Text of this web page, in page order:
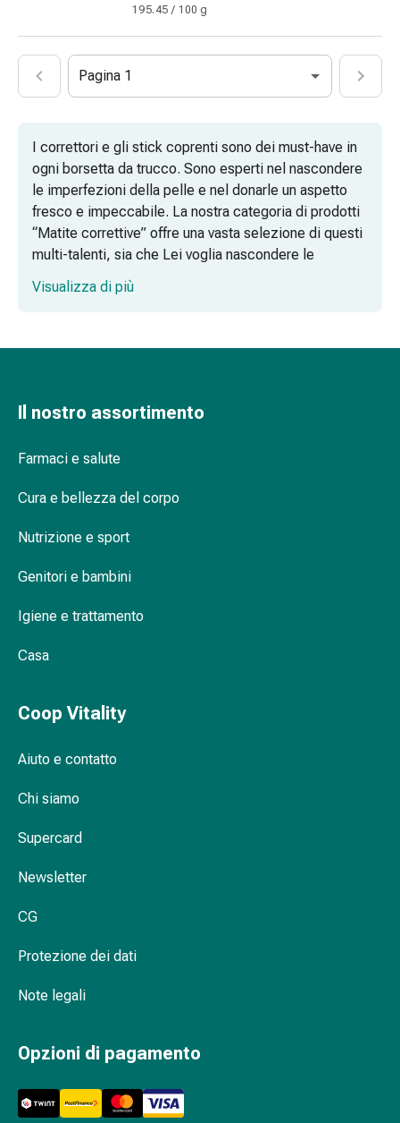
Antroposofico
Rene,
Disturbi
urinari
Prostata
Disturbi
ai
reni
e
Dolore
Mal
testa
emicrania
muscolari
articolari
Trattamento
Riscaldamento
e
Roncopatia
Tratto
per
naso
Disturbi
195.45 / 100 g
Pagina 1
I correttori e gli stick coprenti sono dei must-have in
ogni borsetta da trucco. Sono esperti nel nascondere
le imperfezioni della pelle e nel donarle un aspetto
fresco e impeccabile. La nostra categoria di prodotti
“Matite correttive” offre una vasta selezione di questi
multi-talenti, sia che Lei voglia nascondere le
occhiaie, coprire i brufoli o rendere invisibili le
macchie dell'età.
Matita correttore verde: l'esperto per
Visualizza di più
Il nostro assortimento
Farmaci e salute
Cura e bellezza del corpo
Nutrizione e sport
Genitori e bambini
Igiene e trattamento
Casa
Coop Vitality
Aiuto e contatto
Chi siamo
Supercard
Newsletter
CG
Protezione dei dati
Note legali
Opzioni di pagamento